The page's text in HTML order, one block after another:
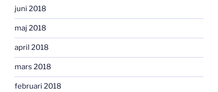
juni 2018
maj 2018
april 2018
mars 2018
februari 2018